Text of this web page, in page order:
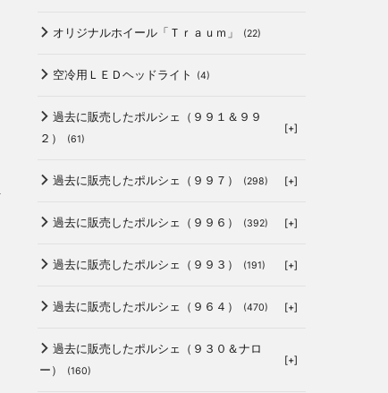
オリジナルホイール「Ｔｒａｕｍ」 (22)
空冷用ＬＥＤヘッドライト (4)
過去に販売したポルシェ（９９１＆９９
２）
(61)
[+]
過去に販売したポルシェ（９９７） (298) [+]
過去に販売したポルシェ（９９６） (392) [+]
過去に販売したポルシェ（９９３） (191) [+]
過去に販売したポルシェ（９６４） (470) [+]
過去に販売したポルシェ（９３０＆ナロ
ー）
(160)
[+]